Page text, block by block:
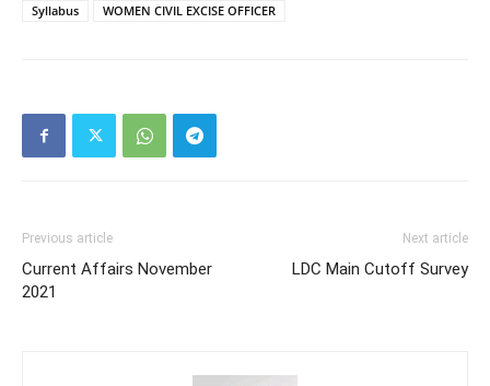
Syllabus
WOMEN CIVIL EXCISE OFFICER
Previous article
Current Affairs November
2021
Next article
LDC Main Cutoff Survey